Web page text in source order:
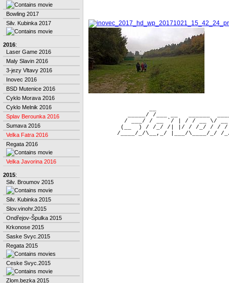
Bowling 2017
Silv. Kubinka 2017
2016:
Laser Game 2016
Maly Slavin 2016
3-jezy Vltavy 2016
Inovec 2016
BSD Mutenice 2016
Cyklo Morava 2016
Cyklo Melnik 2016
Splav Berounka 2016
Sumava 2016
Velka Fatra 2016
Regata 2016
Velka Javorina 2016
2015:
Silv. Broumov 2015
Silv. Kubinka 2015
Slov.vinohr.2015
Ondřejov-Špulka 2015
Krkonose 2015
Saske Svyc.2015
Regata 2015
Ceske Svyc.2015
Zlom.bezka 2015
_____/ /___ __   ______
/ ___/ / __ `/ | / / __ \/
(__  ) / /_/ /| |/ / /_/ / /